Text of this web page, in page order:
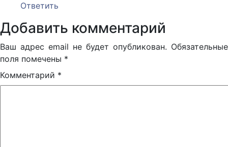
Ответить
Добавить комментарий
Ваш адрес email не будет опубликован. Обязательные
поля помечены *
Комментарий *